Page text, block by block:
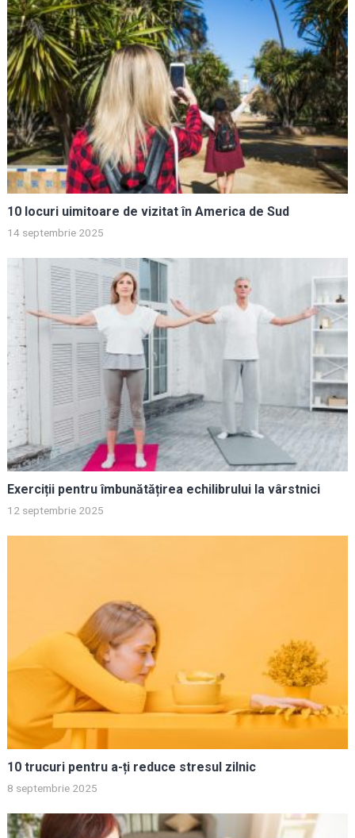
10 locuri uimitoare de vizitat în America de Sud
14 septembrie 2025
Exerciții pentru îmbunătățirea echilibrului la vârstnici
12 septembrie 2025
10 trucuri pentru a-ți reduce stresul zilnic
8 septembrie 2025